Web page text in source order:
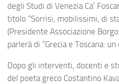
degli Studi di Venezia Ca’
titolo “Sorrisi, mobilissimi, di
(Presidente Associazione
parlerà di “Grecia e Toscana:
Dopo gli interventi, docenti e
del poeta greco Costantino